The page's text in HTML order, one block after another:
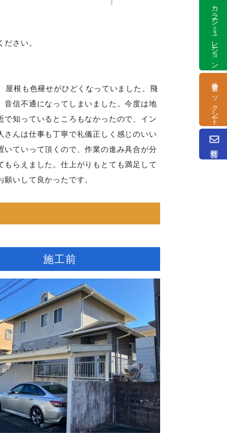
さい。
屋根も色褪せがひどくなっていました。飛
信不通になってしまいました。今度は地
知っているところもなかったので、イン
んは仕事も丁寧で礼儀正しく感じのいい
ていって頂くので、作業の進み具合が分
らえました。仕上がりもとても満足して
いして良かったです。
施工前
カラーシミュレーション
塗替チェックシート
問合せ